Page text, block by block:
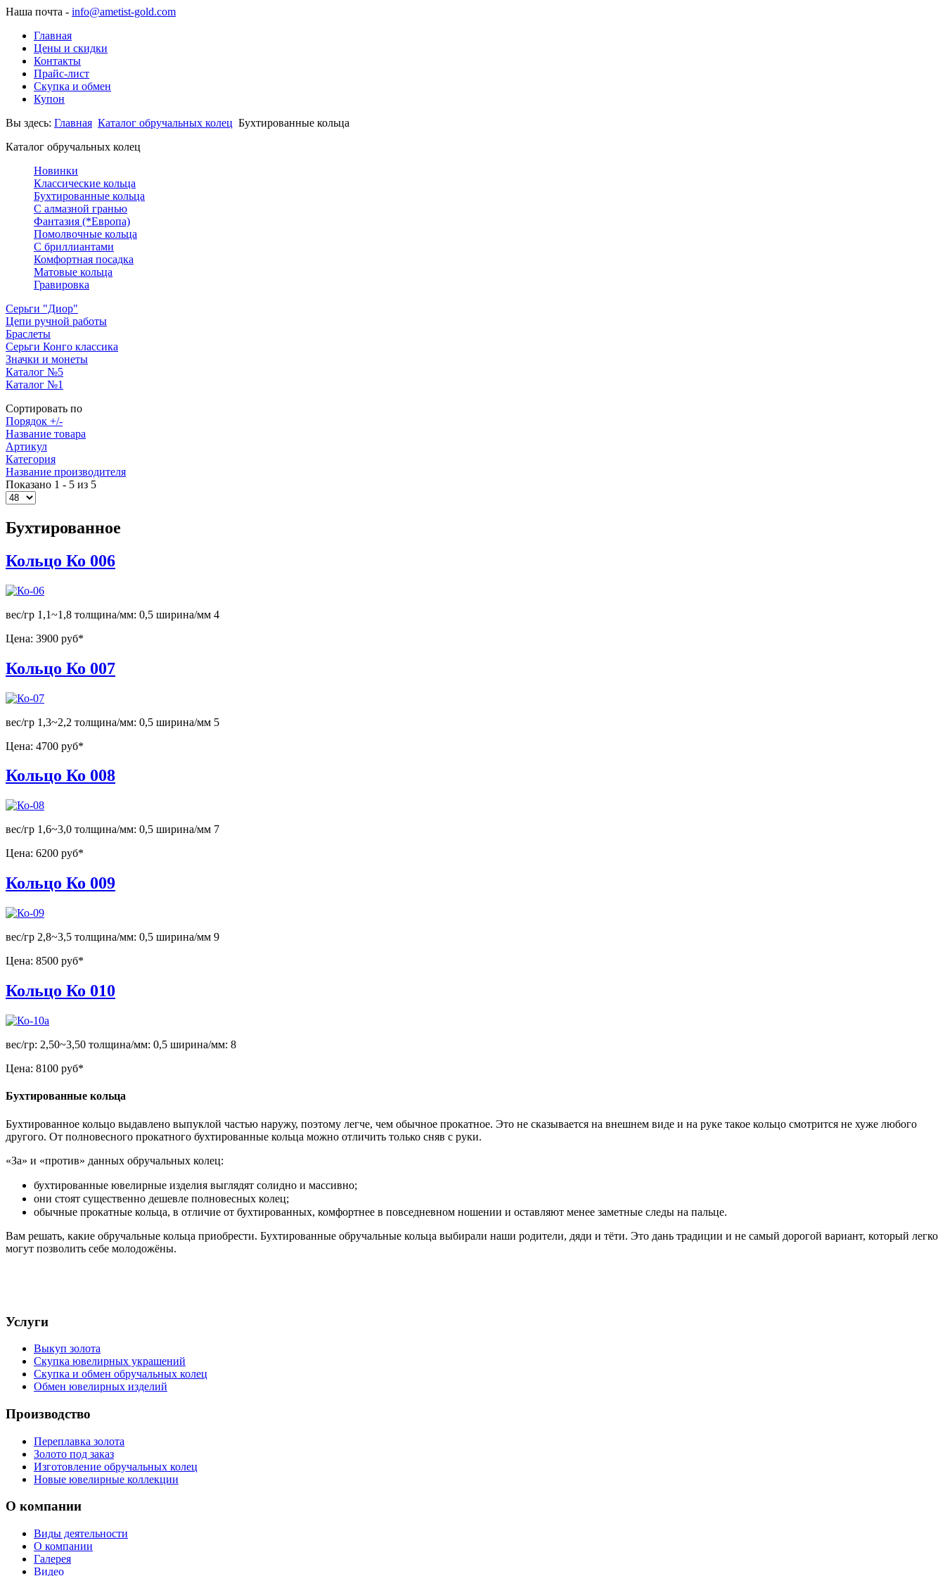
Наша почта - info@ametist-gold.com
Главная
Цены и скидки
Контакты
Прайс-лист
Скупка и обмен
Купон
Вы здесь: Главная Каталог обручальных колец Бухтированные кольца
Каталог обручальных колец
Новинки
Классические кольца
Бухтированные кольца
С алмазной гранью
Фантазия (*Европа)
Помолвочные кольца
С бриллиантами
Комфортная посадка
Матовые кольца
Гравировка
Серьги "Диор"
Цепи ручной работы
Браслеты
Серьги Конго классика
Значки и монеты
Каталог №5
Каталог №1
Сортировать по
Порядок +/-
Название товара
Артикул
Категория
Название производителя
Показано 1 - 5 из 5
Бухтированное
Кольцо Ко 006
вес/гр 1,1~1,8 толщина/мм: 0,5 ширина/мм 4
Цена: 3900 руб*
Кольцо Ко 007
вес/гр 1,3~2,2 толщина/мм: 0,5 ширина/мм 5
Цена: 4700 руб*
Кольцо Ко 008
вес/гр 1,6~3,0 толщина/мм: 0,5 ширина/мм 7
Цена: 6200 руб*
Кольцо Ко 009
вес/гр 2,8~3,5 толщина/мм: 0,5 ширина/мм 9
Цена: 8500 руб*
Кольцо Ко 010
вес/гр: 2,50~3,50 толщина/мм: 0,5 ширина/мм: 8
Цена: 8100 руб*
Бухтированные кольца
Бухтированное кольцо выдавлено выпуклой частью наружу, поэтому легче, чем обычное прокатное. Это не сказывается на внешнем виде и на руке такое кольцо смотрится не хуже любого
другого. От полновесного прокатного бухтированные кольца можно отличить только сняв с руки.
«За» и «против» данных обручальных колец:
бухтированные ювелирные изделия выглядят солидно и массивно;
они стоят существенно дешевле полновесных колец;
обычные прокатные кольца, в отличие от бухтированных, комфортнее в повседневном ношении и оставляют менее заметные следы на пальце.
Вам решать, какие обручальные кольца приобрести. Бухтированные обручальные кольца выбирали наши родители, дяди и тёти. Это дань традиции и не самый дорогой вариант, который легко
могут позволить себе молодожёны.
Услуги
Выкуп золота
Скупка ювелирных украшений
Скупка и обмен обручальных колец
Обмен ювелирных изделий
Производство
Переплавка золота
Золото под заказ
Изготовление обручальных колец
Новые ювелирные коллекции
О компании
Виды деятельности
О компании
Галерея
Видео